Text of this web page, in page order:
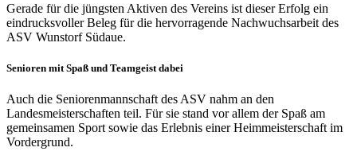
Gerade für die jüngsten Aktiven des Vereins ist dieser Erfolg ein
eindrucksvoller Beleg für die hervorragende Nachwuchsarbeit des
ASV Wunstorf Südaue.
Senioren mit Spaß und Teamgeist dabei
Auch die Seniorenmannschaft des ASV nahm an den
Landesmeisterschaften teil. Für sie stand vor allem der Spaß am
gemeinsamen Sport sowie das Erlebnis einer Heimmeisterschaft im
Vordergrund.